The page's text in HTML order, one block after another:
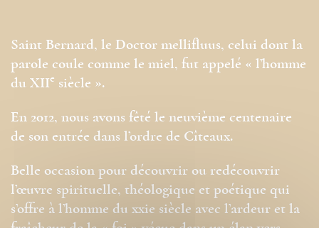
Saint Bernard, le Doctor mellifluus, celui dont la
parole coule comme le miel, fut appelé « l’homme
du XIIe siècle ».
En 2012, nous avons fêté le neuvième centenaire
de son entrée dans l’ordre de Cîteaux.
Belle occasion pour découvrir ou redécouvrir
l’œuvre spirituelle, théologique et poétique qui
s’offre à l’homme du xxie siècle avec l’ardeur et la